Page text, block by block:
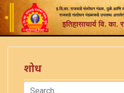
शोध
Search